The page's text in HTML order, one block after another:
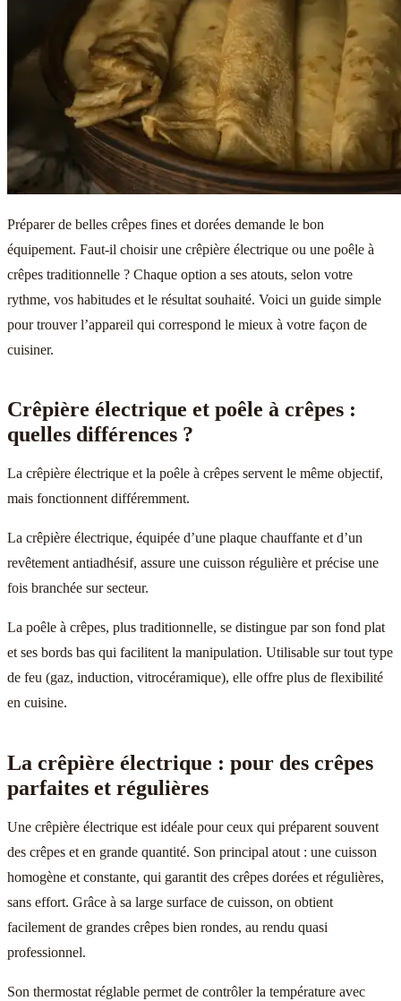
Préparer de belles crêpes fines et dorées demande le bon
équipement. Faut-il choisir une crêpière électrique ou une poêle à
crêpes traditionnelle ? Chaque option a ses atouts, selon votre
rythme, vos habitudes et le résultat souhaité. Voici un guide simple
pour trouver l’appareil qui correspond le mieux à votre façon de
cuisiner.
Crêpière électrique et poêle à crêpes :
quelles différences ?
La crêpière électrique et la poêle à crêpes servent le même objectif,
mais fonctionnent différemment.
La crêpière électrique, équipée d’une plaque chauffante et d’un
revêtement antiadhésif, assure une cuisson régulière et précise une
fois branchée sur secteur.
La poêle à crêpes, plus traditionnelle, se distingue par son fond plat
et ses bords bas qui facilitent la manipulation. Utilisable sur tout type
de feu (gaz, induction, vitrocéramique), elle offre plus de flexibilité
en cuisine.
La crêpière électrique : pour des crêpes
parfaites et régulières
Une crêpière électrique est idéale pour ceux qui préparent souvent
des crêpes et en grande quantité. Son principal atout : une cuisson
homogène et constante, qui garantit des crêpes dorées et régulières,
sans effort. Grâce à sa large surface de cuisson, on obtient
facilement de grandes crêpes bien rondes, au rendu quasi
professionnel.
Son thermostat réglable permet de contrôler la température avec